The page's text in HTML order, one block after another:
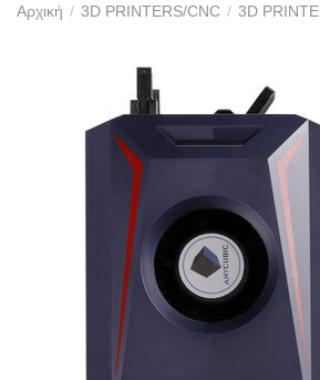
Αρχική / 3D PRINTERS/CNC / 3D